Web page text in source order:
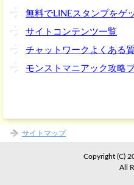
無料でLINEスタンプをゲ
サイトコンテンツ一覧
チャットワークよくある
モンストマニアック攻略
サイトマップ
Copyright (C)
All